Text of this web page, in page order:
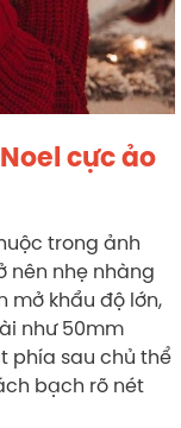
cực ảo
trong ảnh
nên nhẹ nhàng
mở khẩu độ lớn,
như 50mm
phía sau chủ thể
bạch rõ nét